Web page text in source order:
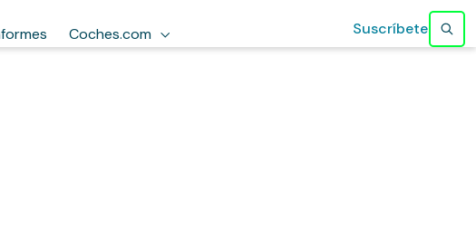
Coches.com Suscríbete